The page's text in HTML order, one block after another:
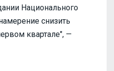
Национального
снизить
квартале", —